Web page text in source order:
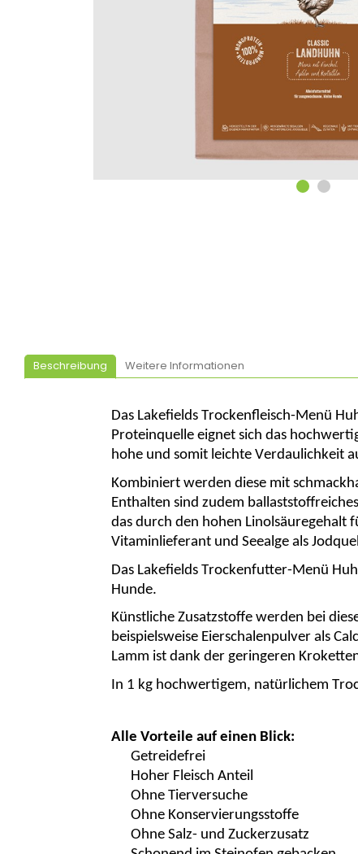
Beschreibung Weitere Informationen
Das Lakefields Trockenfleisch-Menü
Proteinquelle eignet sich das
hohe und somit leichte Verdaulichkeit
Kombiniert werden diese mit
Enthalten sind zudem
das durch den hohen Linolsäuregehalt
Vitaminlieferant und Seealge als
Das Lakefields Trockenfutter-Menü
Hunde.
Künstliche Zusatzstoffe werden bei
beispielsweise Eierschalenpulver als
Lamm ist dank der geringeren
In 1 kg hochwertigem, natürlichem
Alle Vorteile auf einen Blick:
Getreidefrei
Hoher Fleisch Anteil
Ohne Tierversuche
Ohne Konservierungsstoffe
Ohne Salz- und Zuckerzusatz